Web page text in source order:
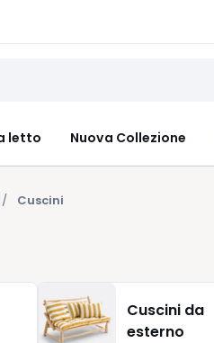
letto Nuova Collezione
Cuscini
Cuscini da
esterno